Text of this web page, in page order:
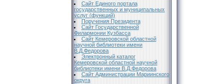
Сайт Единого портала
государственных и муниципальных
услуг (функций)
Поручения Президента
Сайт Государственной
Филармонии Кузбасса
Сайт Кемеровской областной
научной библиотеки имени
В.Д.Федорова
Электронный каталог
Кемеровской областной научной
библиотеки имени В.Д.Федорова
Сайт Администрации Мариинского
округа